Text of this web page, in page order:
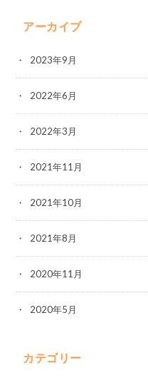
アーカイブ
2023年9月
2022年6月
2022年3月
2021年11月
2021年10月
2021年8月
2020年11月
2020年5月
カテゴリー